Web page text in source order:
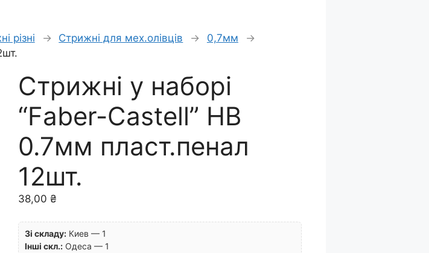
різні → Стрижні для мех.олівців → 0,7мм
→
Стрижні у наборі
“Faber-Castell” HB
0.7мм пласт.пенал
12шт.
38,00 ₴
Зі складу: Киев — 1
Інші скл.:Одеса — 1